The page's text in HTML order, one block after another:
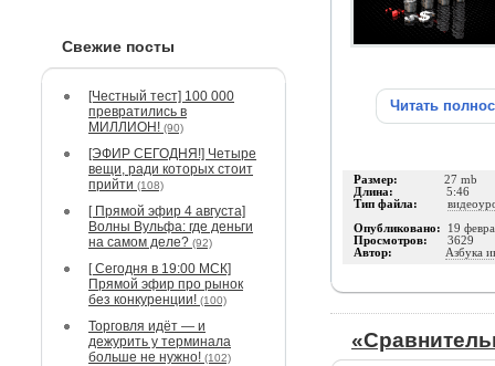
Свежие посты
[Честный тест] 100 000
превратились в
МИЛЛИОН! (90)
[ЭФИР СЕГОДНЯ!] Четыре
вещи, ради которых стоит
прийти (108)
[ Прямой эфир 4 августа]
Волны Вульфа: где деньги
на самом деле? (92)
[ Сегодня в 19:00 МСК]
Прямой эфир про рынок
без конкуренции! (100)
Торговля идёт — и
дежурить у терминала
больше не нужно! (102)
Читать
Размер: 27 mb
Длина: 5:46
Тип файла:
Опубликовано: 19
Просмотров: 3629
Автор: Азбука